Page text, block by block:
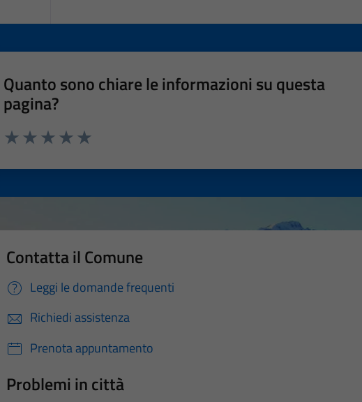
Quanto sono chiare le informazioni su questa
pagina?
Contatta il Comune
Leggi le domande frequenti
Richiedi assistenza
Prenota appuntamento
Problemi in città